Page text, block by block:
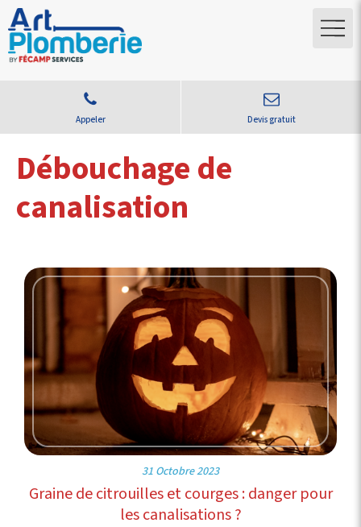
Appeler Devis gratuit
Débouchage de
canalisation
31 Octobre 2023
Graine de citrouilles et courges : danger pour
les canalisations ?